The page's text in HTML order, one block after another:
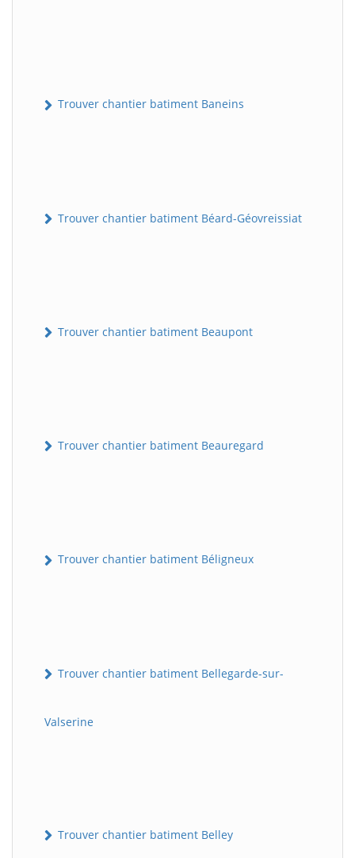
Trouver chantier batiment Baneins
Trouver chantier batiment Béard-Géovreissiat
Trouver chantier batiment Beaupont
Trouver chantier batiment Beauregard
Trouver chantier batiment Béligneux
Trouver chantier batiment Bellegarde-sur-
Valserine
Trouver chantier batiment Belley